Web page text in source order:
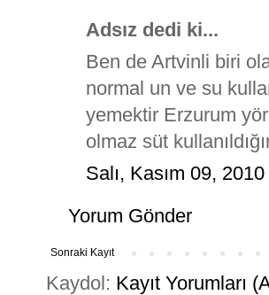
Adsız dedi ki...
Ben de Artvinli biri
normal un ve su
yemektir Erzurum
olmaz süt
Salı, Kasım 09, 2010
Yorum Gönder
Sonraki Kayıt
Kaydol: Kayıt Yorumları